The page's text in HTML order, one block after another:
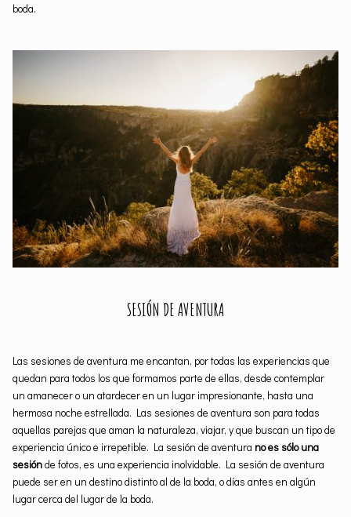
boda.
SESIÓN DE AVENTURA
Las sesiones de aventura me encantan, por todas las experiencias que
quedan para todos los que formamos parte de ellas, desde contemplar
un amanecer o un atardecer en un lugar impresionante, hasta una
hermosa noche estrellada. Las sesiones de aventura son para todas
aquellas parejas que aman la naturaleza, viajar, y que buscan un tipo de
experiencia único e irrepetible. La sesión de aventura no es sólo una
sesiónde fotos, es una experiencia inolvidable. La sesión de aventura
puede ser en un destino distinto al de la boda, o días antes en algún
lugar cerca del lugar de la boda.